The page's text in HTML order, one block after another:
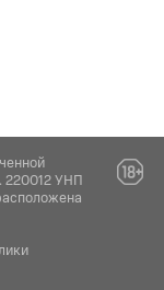
220012 УНП